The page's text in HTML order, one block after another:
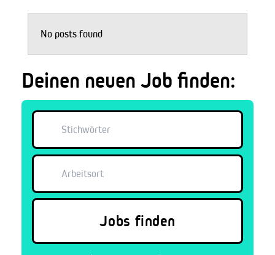
No posts found
Deinen neuen Job finden: